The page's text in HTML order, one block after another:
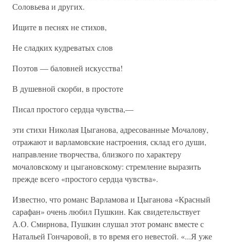
Соловьева и других.
Ищите в песнях не стихов,
Не сладких кудреватых слов
Поэтов — баловней искусства!
В душевной скорби, в простоте
Писал простого сердца чувства,—
эти стихи Николая Цыганова, адресованные Мочалову,
отражают и варламовские настроения, склад его души,
направление творчества, близкого по характеру
мочаловскому и цыгановскому: стремление выразить
прежде всего «простого сердца чувства».
Известно, что романс Варламова и Цыганова «Красный
сарафан» очень любил Пушкин. Как свидетельствует
А.О. Смирнова, Пушкин слушал этот романс вместе с
Натальей Гончаровой, в то время его невестой. «...Я уже